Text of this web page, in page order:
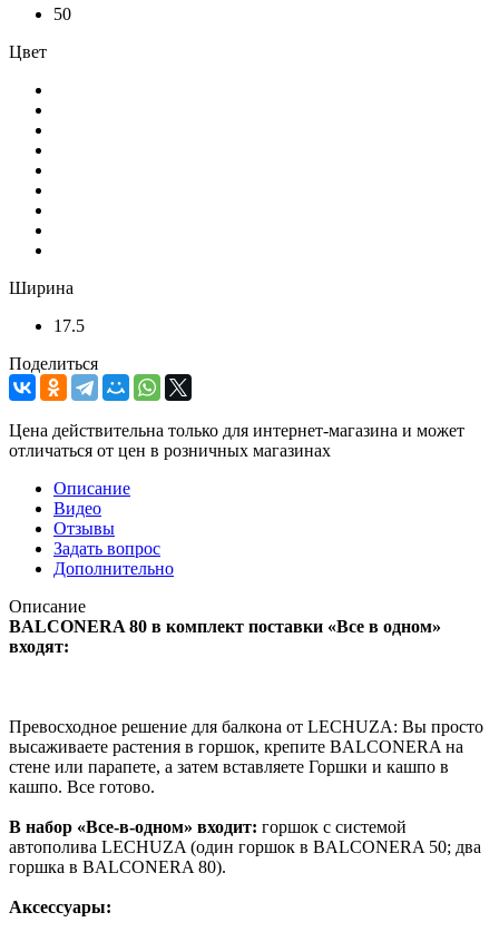
50
Цвет
Ширина
17.5
Поделиться
Цена действительна только для интернет-магазина и может
отличаться от цен в розничных магазинах
Описание
Видео
Отзывы
Задать вопрос
Дополнительно
Описание
BALCONERA 80 в комплект поставки «Все в одном»
входят:
Превосходное решение для балкона от LECHUZA: Вы просто
высаживаете растения в горшок, крепите BALCONERA на
стене или парапете, а затем вставляете Горшки и кашпо в
кашпо. Все готово.
В набор «Все-в-одном» входит: горшок с системой
автополива LECHUZA (один горшок в BALCONERA 50; два
горшка в BALCONERA 80).
Аксессуары: